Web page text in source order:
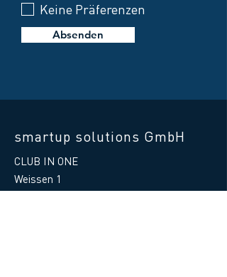
Keine Präferenzen
Absenden
smartup solutions GmbH
CLUB IN ONE
Weissen 1